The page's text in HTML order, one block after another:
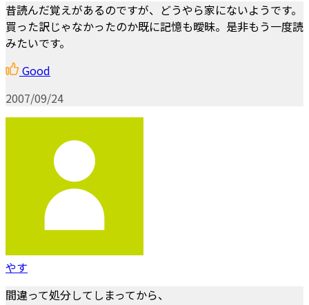
昔読んだ覚えがあるのですが、どうやら家にないようです。
買った訳じゃなかったのか既に記憶も曖昧。是非もう一度読
みたいです。
Good
2007/09/24
やす
間違って処分してしまってから、